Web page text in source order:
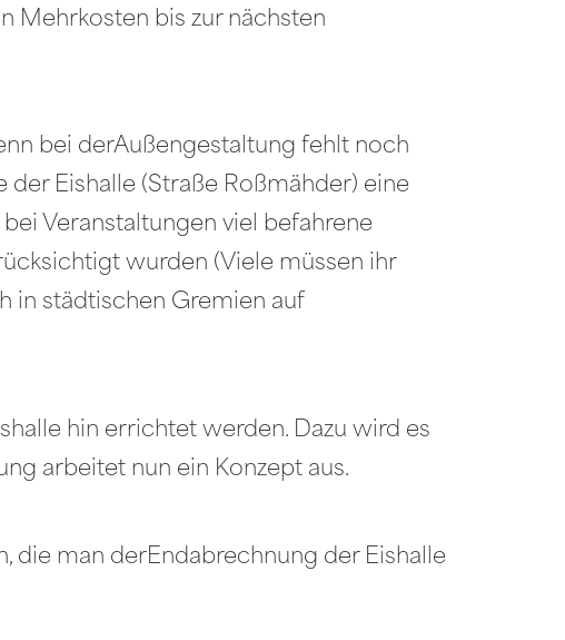
Mehrkosten bis zur nächsten
bei derAußengestaltung fehlt noch
Eishalle (Straße Roßmähder) eine
Veranstaltungen viel befahrene
wurden (Viele müssen ihr
in städtischen Gremien auf
hin errichtet werden. Dazu wird es
arbeitet nun ein Konzept aus.
die man derEndabrechnung der Eishalle